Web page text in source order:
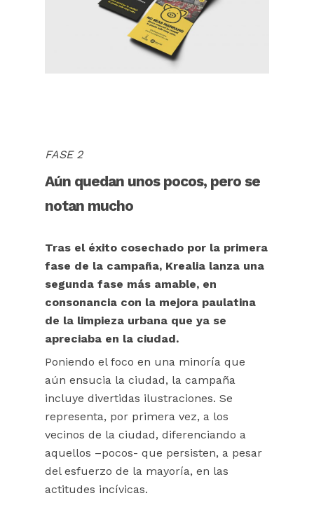
FASE 2
Aún quedan unos pocos, pero se
notan mucho
Tras el éxito cosechado por la primera
fase de la campaña, Krealia lanza una
segunda fase más amable, en
consonancia con la mejora paulatina
de la limpieza urbana que ya se
apreciaba en la ciudad.
Poniendo el foco en una minoría que
aún ensucia la ciudad, la campaña
incluye divertidas ilustraciones. Se
representa, por primera vez, a los
vecinos de la ciudad, diferenciando a
aquellos –pocos- que persisten, a pesar
del esfuerzo de la mayoría, en las
actitudes incívicas.